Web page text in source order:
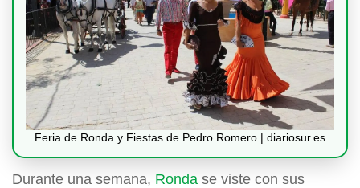
Feria de Ronda y Fiestas de Pedro Romero | diariosur.es
Durante una semana, Ronda se viste con sus